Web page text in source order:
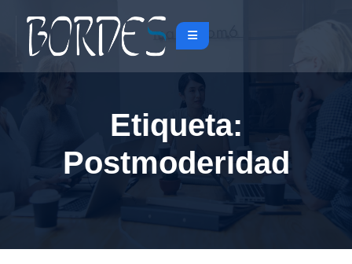
Etiqueta:
Postmoderidad